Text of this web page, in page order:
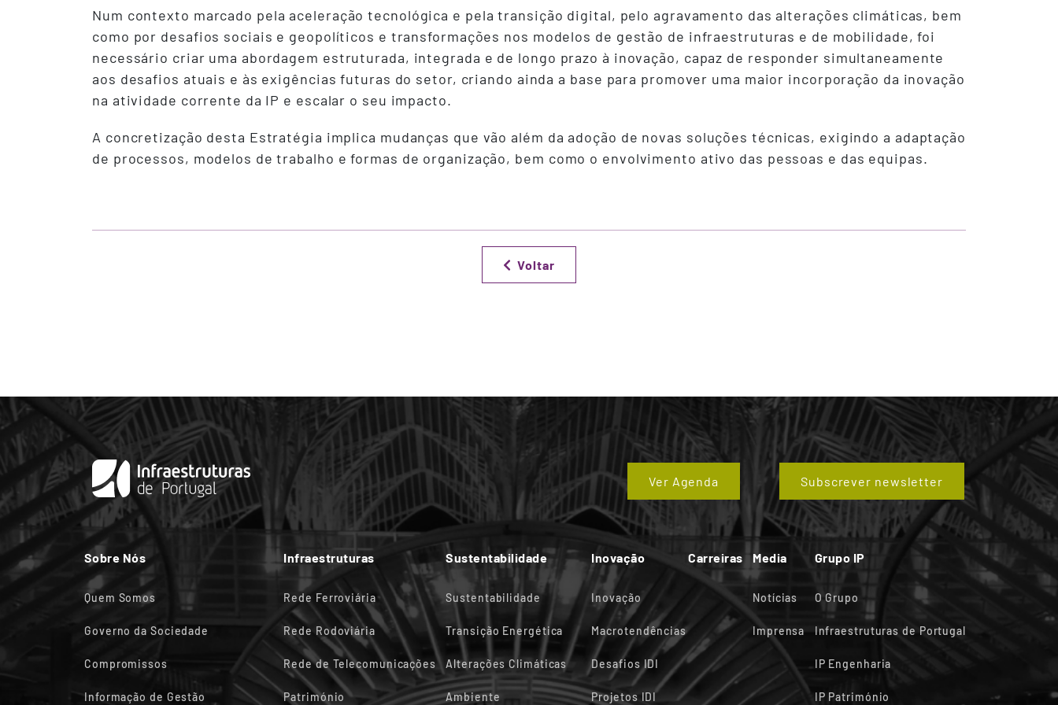
Num contexto marcado pela aceleração tecnológica e pela transição digital, pelo agravamento das alterações climáticas, bem
como por desafios sociais e geopolíticos e transformações nos modelos de gestão de infraestruturas e de mobilidade, foi
necessário criar uma abordagem estruturada, integrada e de longo prazo à inovação, capaz de responder simultaneamente
aos desafios atuais e às exigências futuras do setor, criando ainda a base para promover uma maior incorporação da inovação
na atividade corrente da IP e escalar o seu impacto.
A concretização desta Estratégia implica mudanças que vão além da adoção de novas soluções técnicas, exigindo a adaptação
de processos, modelos de trabalho e formas de organização, bem como o envolvimento ativo das pessoas e das equipas.
Voltar
Ver Agenda Subscrever newsletter
Sobre Nós
Quem Somos
Governo da Sociedade
Compromissos
Informação de Gestão
Infraestruturas
Rede Ferroviária
Rede Rodoviária
Rede de Telecomunicações
Património
Sustentabilidade
Sustentabilidade
Transição Energética
Alterações Climáticas
Ambiente
Inovação
Inovação
Macrotendências
Desafios IDI
Projetos IDI
Carreiras Media
Notícias
Imprensa
Grupo IP
O Grupo
Infraestruturas de Portugal
IP Engenharia
IP Património